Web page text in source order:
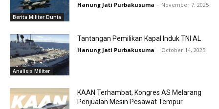
Berita Militer Dunia
Hanung Jati Purbakusuma - November 7, 2025
Analisis Militer
Tantangan Pemilikan Kapal Induk TNI AL
Hanung Jati Purbakusuma - October 14, 2025
KAAN Terhambat, Kongres AS Melarang
Penjualan Mesin Pesawat Tempur